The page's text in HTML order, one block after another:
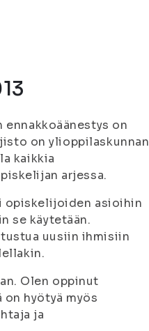
on
on ylioppilaskunnan
kaikkia
arjessa.
opiskelijoiden asioihin
se käytetään.
uusiin ihmisiin
Olen oppinut
hyötyä myös
ja